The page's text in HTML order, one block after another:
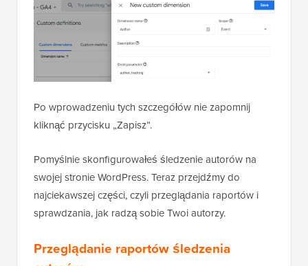
Po wprowadzeniu tych szczegółów nie zapomnij
kliknąć przycisku „Zapisz”.
Pomyślnie skonfigurowałeś śledzenie autorów na
swojej stronie WordPress. Teraz przejdźmy do
najciekawszej części, czyli przeglądania raportów i
sprawdzania, jak radzą sobie Twoi autorzy.
Przeglądanie raportów śledzenia